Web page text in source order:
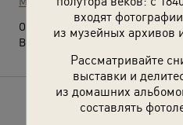
входят
из музейных архивов
Рассматривайте
выставки и
из домашних
составлять
О фотографии:
Выставка
«Путешествие в
Расскажите